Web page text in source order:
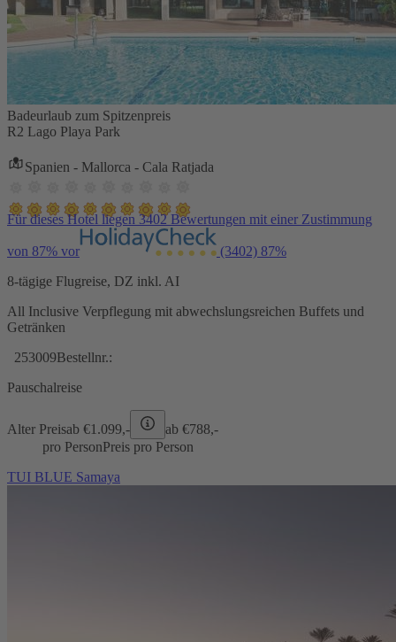
Badeurlaub zum Spitzenpreis
R2 Lago Playa Park
Spanien - Mallorca - Cala Ratjada
Für dieses Hotel liegen 3402 Bewertungen mit einer Zustimmung
von 87% vor (3402) 87%
8-tägige Flugreise, DZ inkl. AI
All Inclusive Verpflegung mit abwechslungsreichen Buffets und
Getränken
253009Bestellnr.:
Pauschalreise
Alter Preisab €1.099,- ab €788,-
pro PersonPreis pro Person
TUI BLUE Samaya